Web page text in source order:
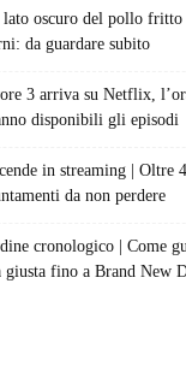
oscuro del pollo
da guardare subito
3 arriva su Netflix,
disponibili gli episodi
in streaming | Oltre
da non perdere
cronologico | Come
giusta fino a Brand New